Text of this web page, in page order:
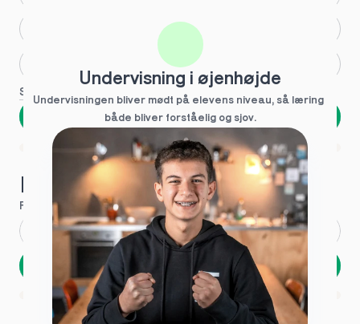
Se flere
Næste
Spring over
1 ud af 9 for at finde den rette tutor
Hvad hedder du?
Fornavn Efternavn*
Næste
Opbevares sikkert - oplysninger deles aldrig
1 ud af 9 for at finde den rette tutor
Undervisning i øjenhøjde
Undervisningen bliver mødt på elevens niveau, så læring
både bliver forståelig og sjov.